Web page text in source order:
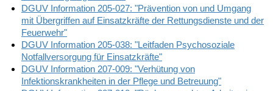
DGUV Information 205-027: "Prävention von und Umgang
mit Übergriffen auf Einsatzkräfte der Rettungsdienste und der
Feuerwehr"
DGUV Information 205-038: "Leitfaden Psychosoziale
Notfallversorgung für Einsatzkräfte"
DGUV Information 207-009: "Verhütung von
Infektionskrankheiten in der Pflege und Betreuung"